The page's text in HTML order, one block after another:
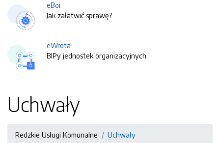
eBoi
Jak załatwić sprawę?
eWrota
BIPy jednostek organizacyjnych.
Uchwały
Redzkie Usługi Komunalne Uchwały